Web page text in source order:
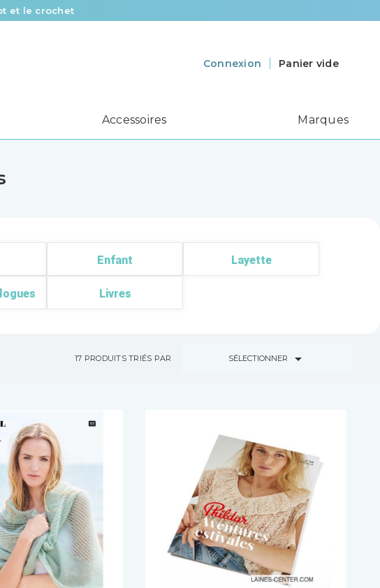
envies !
et le crochet
Connexion Panier vide
Accessoires Marques
Enfant Layette
Livres
17 PRODUITS TRIÉS PAR SÉLECTIONNER 